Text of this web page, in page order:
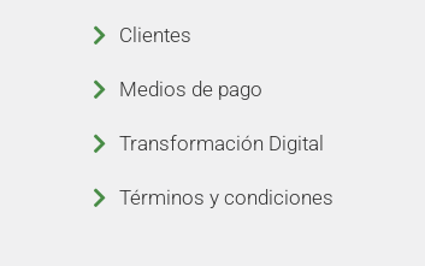
Clientes
Medios de pago
Transformación Digital
Términos y condiciones